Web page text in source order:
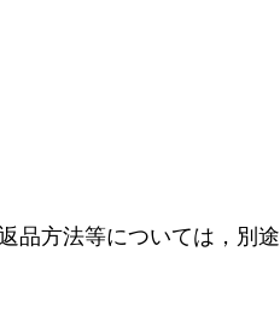
品方法等については，別途